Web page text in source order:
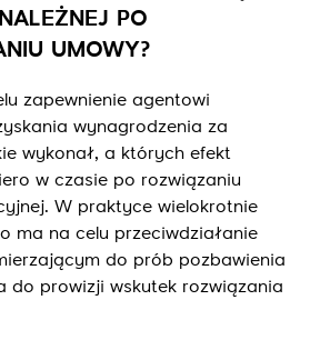
PO
UMOWY?
zapewnienie agentowi
wynagrodzenia za
wykonał, a których efekt
w czasie po rozwiązaniu
W praktyce wielokrotnie
ma na celu przeciwdziałanie
do prób pozbawienia
do prowizji wskutek rozwiązania